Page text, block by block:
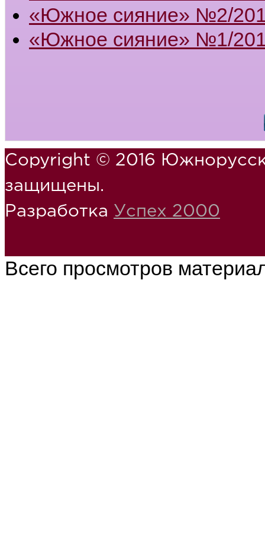
«Южное сияние» №2/
«Южное сияние» №1/
Copyright © 2016
защищены.
Разработка Успех 2000
Всего просмотров